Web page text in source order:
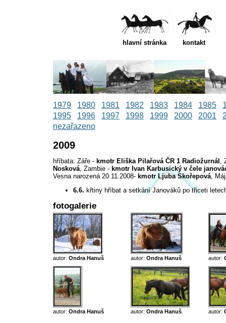
hlavní stránka kontakt
1979 1980 1981 1982 1983 1984 1985
1995
1996 1997 1998 1999 2000 2001
nezařazeno
2009
hříbata: Záře - kmotr Eliška Pilařová ČR 1 Radiožurnál ,
Nosková, Zambie - kmotr Ivan Karbusický v čele
Vesna narozená 20.11.2008- kmotr Ljuba Skořepová,
6.6. křtiny hříbat a setkání Janováků po třiceti
fotogalerie
autor: Ondra Hanuš autor: Ondra Hanuš autor:
autor: Ondra Hanuš autor: Ondra Hanuš autor: